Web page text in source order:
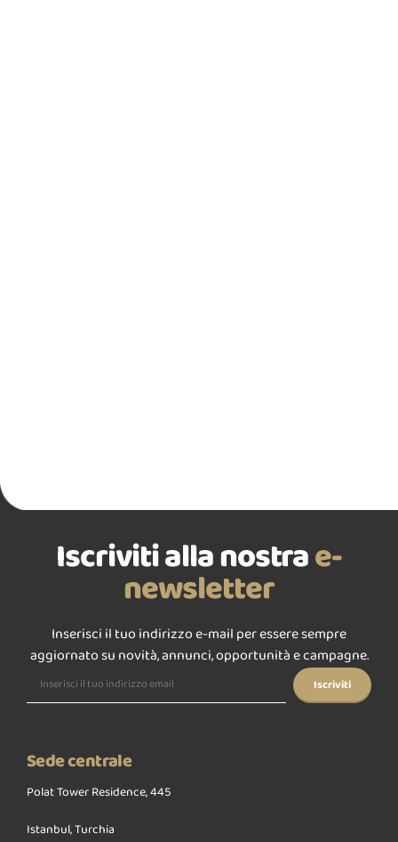
Iscriviti alla nostrae-
newsletter
Inserisci il tuo indirizzo e-mail per essere sempre
aggiornato su novità, annunci, opportunità e campagne.
Sede centrale
Polat Tower Residence, 445
Istanbul, Turchia